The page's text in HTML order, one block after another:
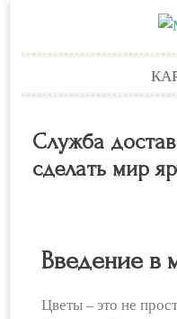
Служба
сделать мир
Введение в
Цветы – это не